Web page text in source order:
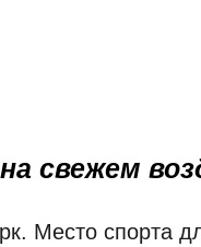
свежем
Место спорта